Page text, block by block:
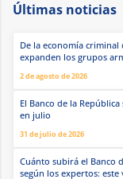
Últimas noticias
De la economía
expanden los grupos
2 de agosto de 2026
El Banco de la
en julio
31 de julio de 2026
Cuánto subirá el Banco
según los expertos: